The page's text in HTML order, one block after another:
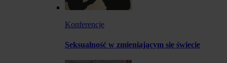
Konferencje
Seksualność w zmieniającym się świecie